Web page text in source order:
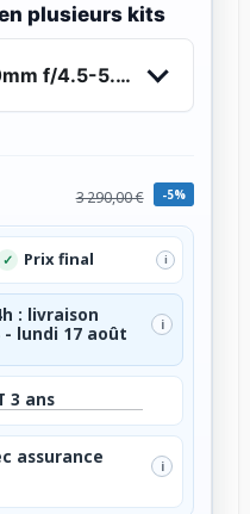
plusieurs kits
f/4.5-5.6 VR S
3 290,00 € -5%
✓ Prix final i
: livraison
lundi 17 août
i
3 ans
assurance
i